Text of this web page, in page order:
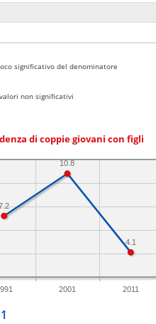
significativo del denominatore
non significativi
di coppie giovani con figli
2001 2011
4.1
10.8